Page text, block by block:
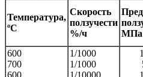
Температура,
ºС
Скорость
ползучести
%/ч
МПа
600
700
600
1/1000
1/1000
1/10000